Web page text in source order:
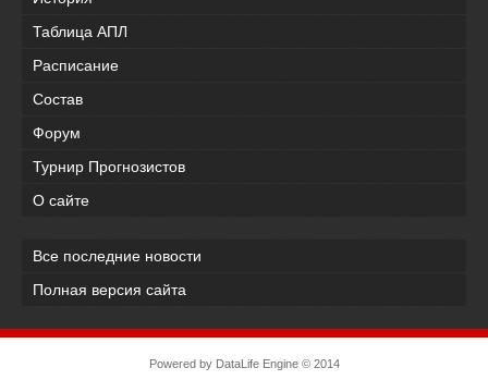
Таблица АПЛ
Расписание
Состав
Форум
Турнир Прогнозистов
О сайте
Все последние новости
Полная версия сайта
Powered by DataLife Engine© 2014